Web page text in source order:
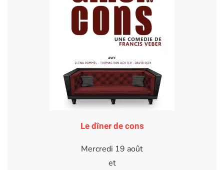
Le dîner de cons
Mercredi 19 août
et